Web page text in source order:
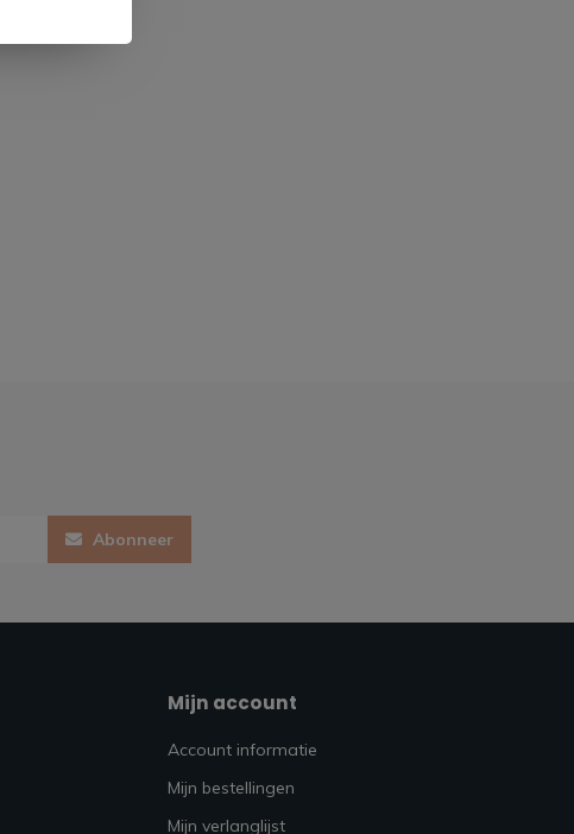
Abonneer
Mijn account
Account informatie
Mijn bestellingen
Mijn verlanglijst